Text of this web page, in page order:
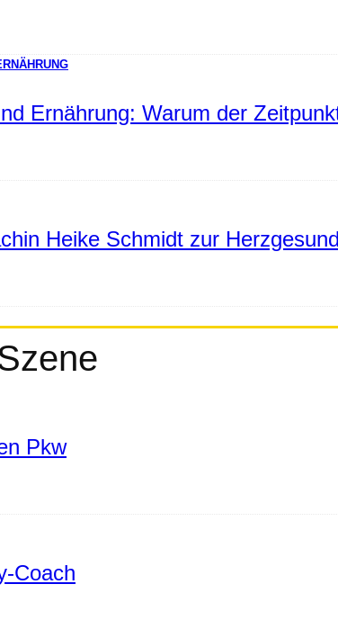
Ernährung: Warum der
Heike Schmidt zur
Pkw
Coach